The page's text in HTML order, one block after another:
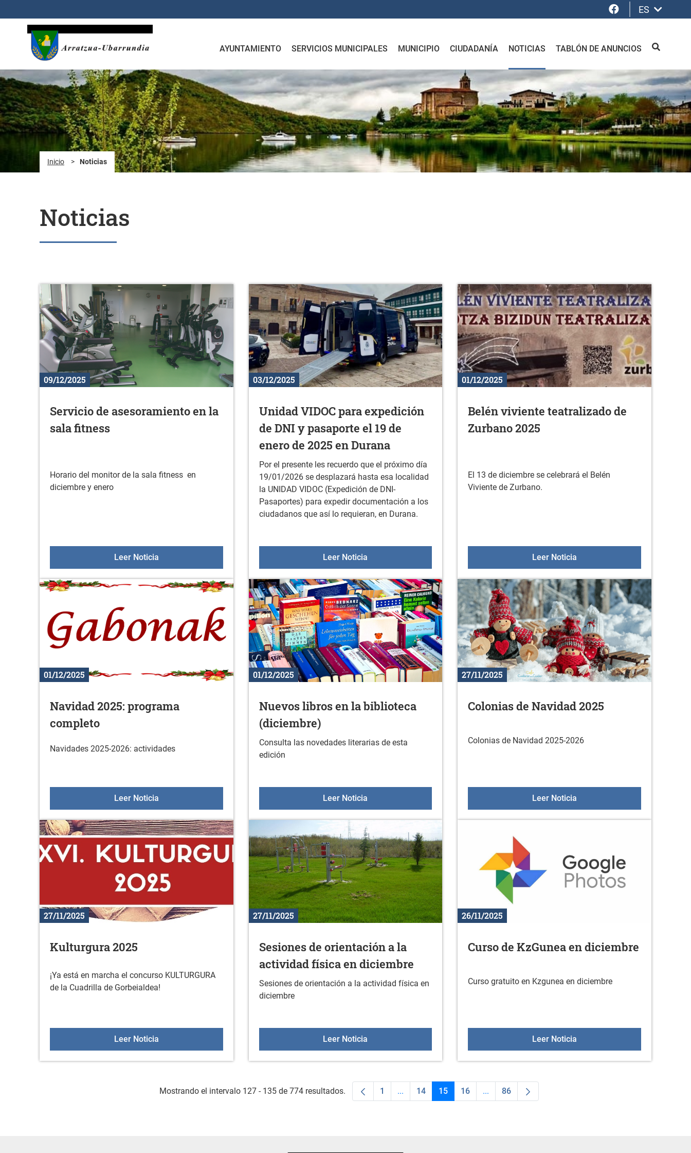
Facebook
ES
AYUNTAMIENTO SERVICIOS MUNICIPALES MUNICIPIO CIUDADANÍA NOTICIAS TABLÓN DE ANUNCIOS BUSCAR
Inicio > Noticias
Noticias
09/12/2025
Servicio de asesoramiento en la
sala fitness
Horario del monitor de la sala fitness en
diciembre y enero
Leer NoticiaServicio de asesoramiento en la sala fitness
03/12/2025
Unidad VIDOC para expedición
de DNI y pasaporte el 19 de
enero de 2025 en Durana
Por el presente les recuerdo que el próximo día
19/01/2026 se desplazará hasta esa localidad
la UNIDAD VIDOC (Expedición de DNI-
Pasaportes) para expedir documentación a los
ciudadanos que así lo requieran, en Durana.
Leer Noticia Unidad VIDOC para expedición de DNI y pasaporte el 19 de enero de 2025 en Durana
01/12/2025
Belén viviente teatralizado de
Zurbano 2025
El 13 de diciembre se celebrará el Belén
Viviente de Zurbano.
Leer Noticia
01/12/2025
Navidad 2025: programa
completo
Navidades 2025-2026: actividades
Leer NoticiaNavidad 2025: programa completo
01/12/2025
Nuevos libros en la biblioteca
(diciembre)
Consulta las novedades literarias de esta
edición
Leer Noticia
27/11/2025
Colonias de Navidad 2025
Colonias de Navidad 2025-2026
Leer Noticia
27/11/2025
Kulturgura 2025
¡Ya está en marcha el concurso KULTURGURA
de la Cuadrilla de Gorbeialdea!
Leer NoticiaKulturgura 2025
27/11/2025
Sesiones de orientación a la
actividad física en diciembre
Sesiones de orientación a la actividad física en
diciembre
Leer Noticia Sesiones de orientación a la actividad física en diciembre
26/11/2025
Curso de KzGunea en diciembre
Curso gratuito en Kzgunea en diciembre
Leer Noticia
Mostrando el intervalo 127 - 135 de 774 resultados. Página
1 ...Páginas intermedias Use TAB para desplazarse.
Página
14 Página
15 Página
16 ...Páginas intermedias Use TAB para desplazarse.
Página
86